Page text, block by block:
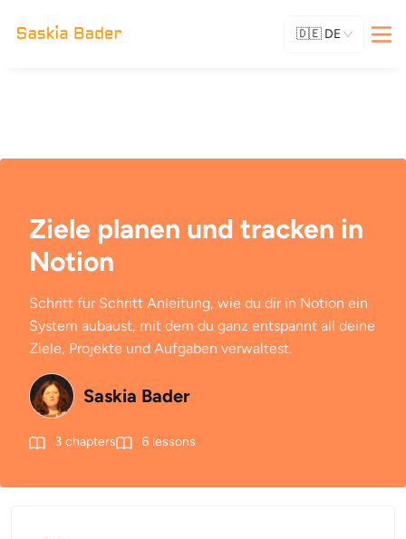
🇩🇪 DE
Ziele planen und tracken in
Notion
Schritt für Schritt Anleitung, wie du dir in Notion ein
System aubaust, mit dem du ganz entspannt all deine
Ziele, Projekte und Aufgaben verwaltest.
Saskia Bader
3 chapters 6 lessons